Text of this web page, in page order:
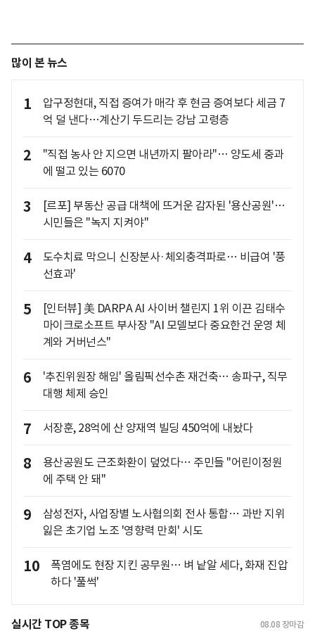
많이 본 뉴스
1
압구정현대, 직접 증여가 매각 후 현금 증여보다 세금 7
억 덜 낸다…계산기 두드리는 강남 고령층
2
"직접 농사 안 지으면 내년까지 팔아라"… 양도세 중과
에 떨고 있는 6070
3
[르포] 부동산 공급 대책에 뜨거운 감자된 '용산공원'…
시민들은 "녹지 지켜야"
4
도수치료 막으니 신장분사·체외충격파로… 비급여 '풍
선효과'
5
[인터뷰] 美 DARPA AI 사이버 챌린지 1위 이끈 김태수
마이크로소프트 부사장 "AI 모델보다 중요한건 운영 체
계와 거버넌스"
6
'추진위원장 해임' 올림픽선수촌 재건축… 송파구, 직무
대행 체제 승인
7 서장훈, 28억에 산 양재역 빌딩 450억에 내놨다
8
용산공원도 근조화환이 덮었다… 주민들 "어린이정원
에 주택 안 돼"
9
삼성전자, 사업장별 노사협의회 전사 통합… 과반 지위
잃은 초기업 노조 '영향력 만회' 시도
10
폭염에도 현장 지킨 공무원… 벼 낱알 세다, 화재 진압
하다 '풀썩'
실시간 TOP 종목 08.08 장마감